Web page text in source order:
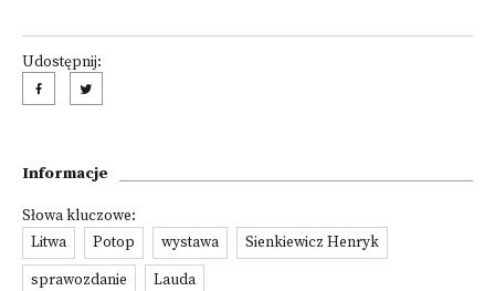
Udostępnij:
Informacje
Słowa kluczowe:
Litwa
Potop wystawa
Sienkiewicz Henryk
sprawozdanie
Lauda